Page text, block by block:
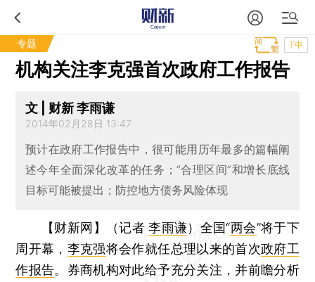
专题 T中
机构关注李克强首次政府工作报告
文 | 财新 李雨谦
2014年02月28日 13:47
预计在政府工作报告中，很可能用历年最多的篇幅阐
述今年全面深化改革的任务；“合理区间”和增长底线
目标可能被提出；防控地方债务风险体现
【财新网】（记者李雨谦） 全国“两会”将于下
周开幕， 李克强将会作就任总理以来的首次政府工
作报告。券商机构对此给予充分关注，并前瞻分析